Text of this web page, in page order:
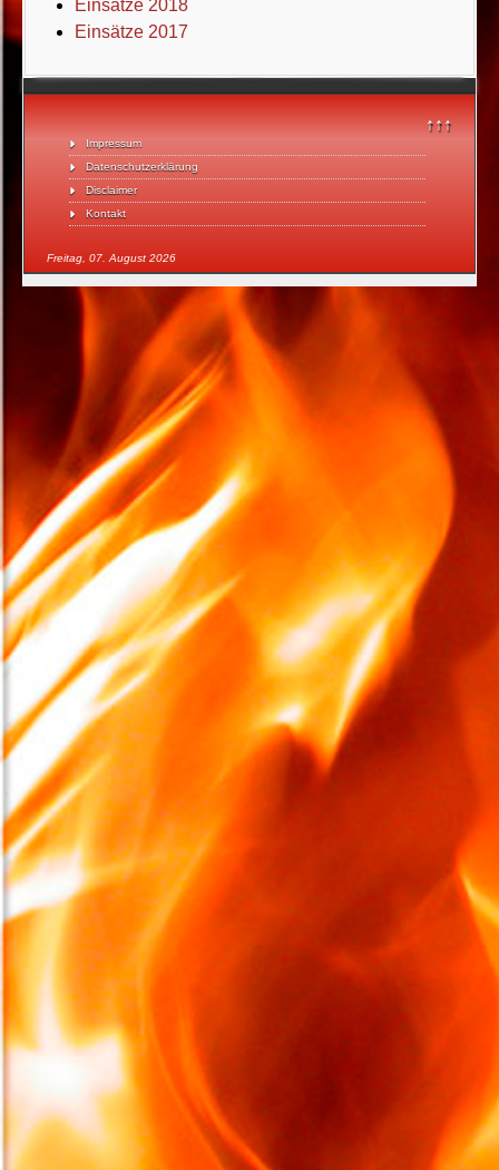
↑↑↑
Impressum
Datenschutzerklärung
Disclaimer
Kontakt
Freitag, 07. August 2026
Einsätze 2018
Einsätze 2017